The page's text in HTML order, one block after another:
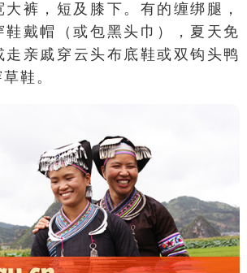
大裤，短及膝下。有的缠绑腿 ，
鞋戴帽（或包黑头巾），夏天免
走亲戚 穿云头布底鞋或双钩 头鸭
草鞋 。